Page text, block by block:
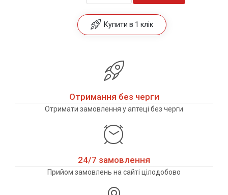
Купити в 1 клік
Отримання без черги
Отримати замовлення у аптеці без черги
24/7 замовлення
Прийом замовлень на сайті цілодобово